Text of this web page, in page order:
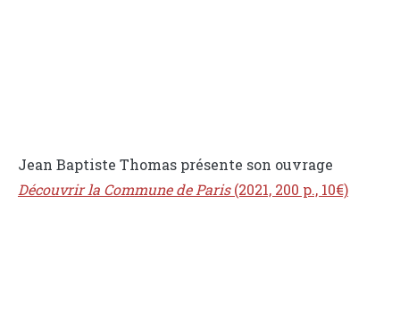
Jean Baptiste Thomas présente son ouvrage
Découvrir la Commune de Paris(2021, 200 p., 10€)